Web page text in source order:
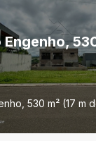
530 m² (17 m